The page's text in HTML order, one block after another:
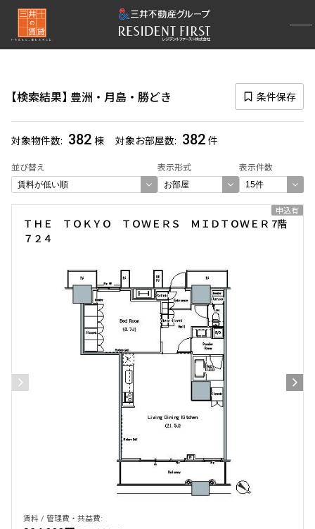
検索結果 豊洲・月島・勝どき 条件保存
対象物件数 382 棟 対象お部屋数 382 件
並び替え 表示形式 表示件数
再検索ナビゲーション
選択中のエリア
豊洲・月島・勝どき
(382)
選び方を変更する
382 件
お部屋を再検索
〜
フリーレント付き
ＴＨＥ ＴＯＫＹＯ ＴＯＷＥＲＳ ＭＩＤＴＯＷＥＲ 7階
７２４
申込有
賃料 / 管理費・共益費: